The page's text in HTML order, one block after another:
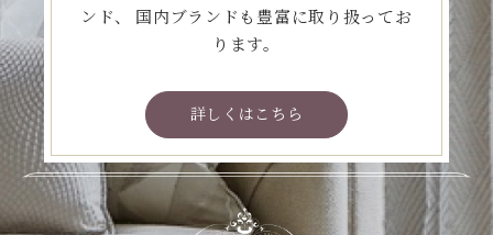
ンド、
国内ブランドも豊富に取り扱ってお
ります。
詳しくはこちら